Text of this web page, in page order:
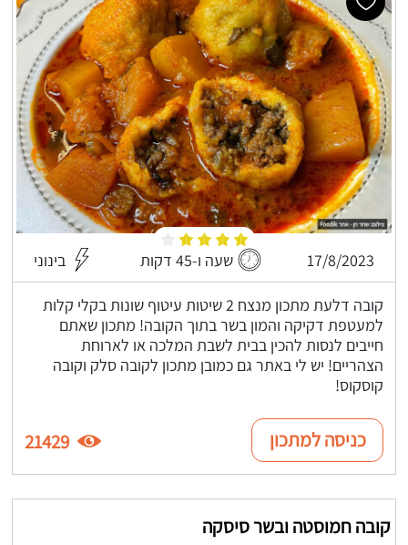
17/8/2023 שעה ו-45 דקות בינוני
קובה דלעת מתכון מנצח 2 שיטות עיטוף שונות בקלי קלות
למעטפת דקיקה והמון בשר בתוך הקובה! מתכון שאתם
חייבים לנסות להכין בבית לשבת המלכה או לארוחת
הצהריים! יש לי באתר גם כמובן מתכון לקובה סלק וקובה
קוסקוס!
כניסה למתכון 21429
קובה חמוסטה ובשר סיסקה